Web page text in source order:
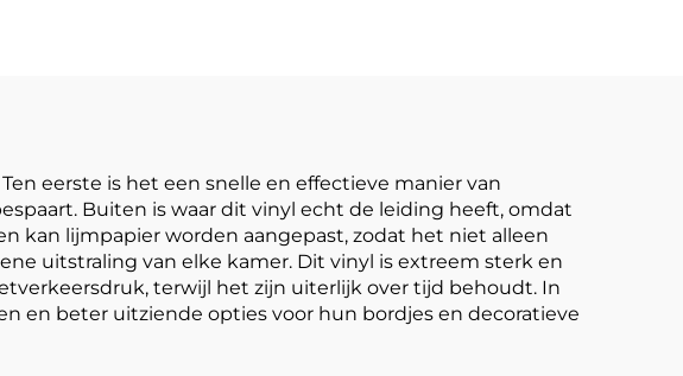
eerste is het een snelle en effectieve manier van
Buiten is waar dit vinyl echt de leiding heeft, omdat
kan lijmpapier worden aangepast, zodat het niet alleen
uitstraling van elke kamer. Dit vinyl is extreem sterk en
terwijl het zijn uiterlijk over tijd behoudt. In
en beter uitziende opties voor hun bordjes en decoratieve